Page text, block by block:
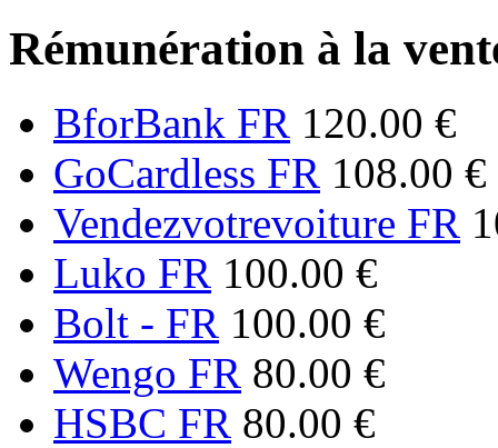
Rémunération à la
BforBank FR 120.00 €
GoCardless FR 108.00 €
Vendezvotrevoiture FR
Luko FR 100.00 €
Bolt - FR 100.00 €
Wengo FR 80.00 €
HSBC FR 80.00 €